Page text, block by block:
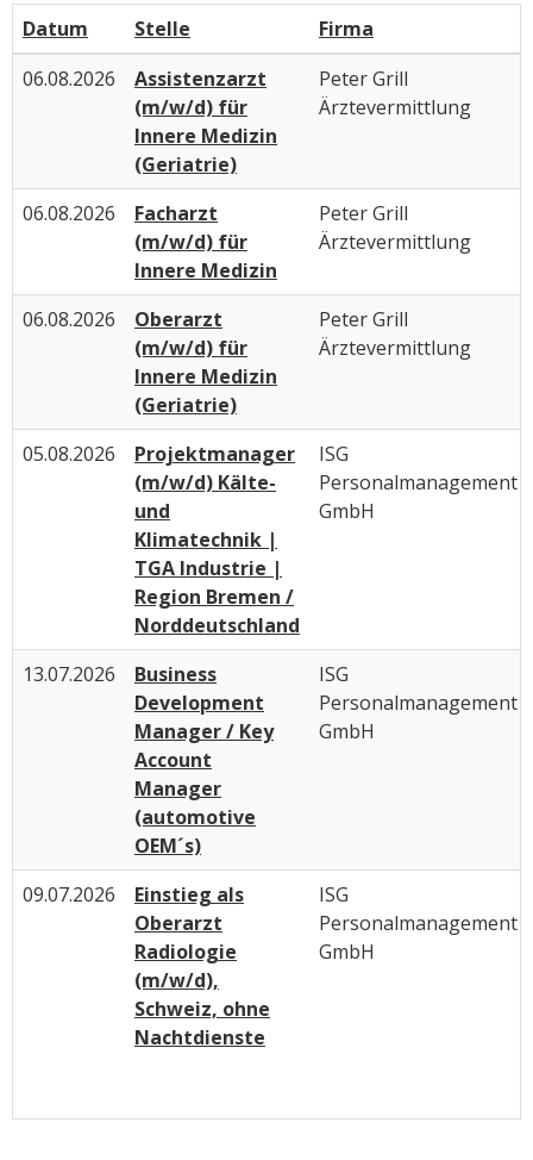
Datum Stelle
Firma
06.08.2026
Assistenzarzt
(m/w/d) für
Innere Medizin
(Geriatrie)
Peter Grill
Ärztevermittlung
06.08.2026
Facharzt
(m/w/d) für
Innere Medizin
Peter Grill
Ärztevermittlung
06.08.2026
Oberarzt
(m/w/d) für
Innere Medizin
(Geriatrie)
Peter Grill
Ärztevermittlung
05.08.2026
Projektmanager
(m/w/d) Kälte-
und
Klimatechnik |
TGA Industrie |
Region Bremen /
Norddeutschland
ISG
Personalmanagement
GmbH
13.07.2026
Business
Development
Manager / Key
Account
Manager
(automotive
OEM´s)
ISG
Personalmanagement
GmbH
09.07.2026
Einstieg als
Oberarzt
Radiologie
(m/w/d),
Schweiz, ohne
Nachtdienste
ISG
Personalmanagement
GmbH